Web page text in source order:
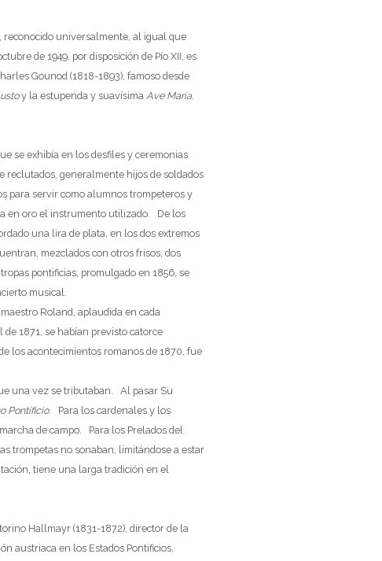
reconocido universalmente, al igual que
de 1949, por disposición de Pío XII, es
Gounod (1818-1893), famoso desde
y la estupenda y suavísima Ave María.
se exhibía en los desfiles y ceremonias
reclutados, generalmente hijos de soldados
para servir como alumnos trompeteros y
en oro el instrumento utilizado. De los
una lira de plata, en los dos extremos
mezclados con otros frisos, dos
pontificias, promulgado en 1856, se
musical.
Roland, aplaudida en cada
1871, se habían previsto catorce
los acontecimientos romanos de 1870, fue
una vez se tributaban. Al pasar Su
Pontificio. Para los cardenales y los
de campo. Para los Prelados del
trompetas no sonaban, limitándose a estar
tiene una larga tradición en el
Hallmayr (1831-1872), director de la
austriaca en los Estados Pontificios,